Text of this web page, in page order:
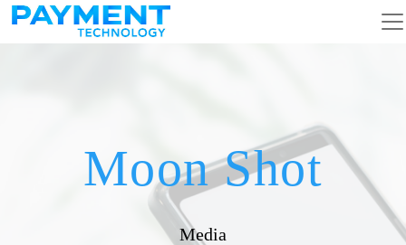
コンテンツへスキップ
メインナビゲーション
Moon Shot
Media